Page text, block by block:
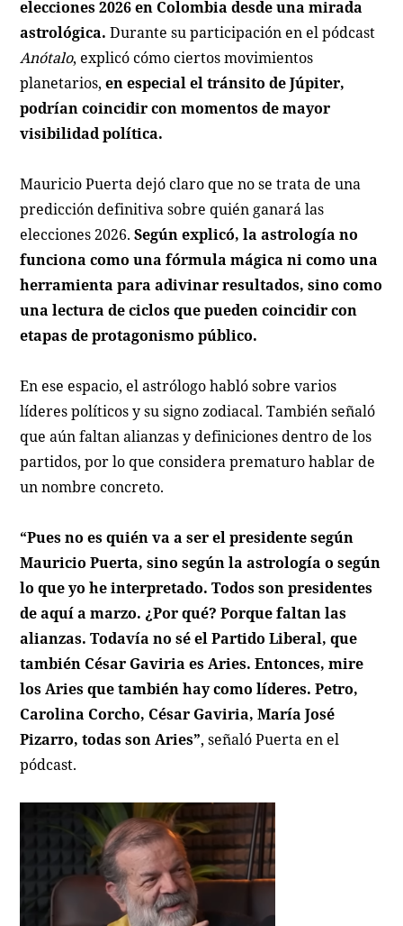
elecciones 2026 en Colombia desde una mirada
astrológica. Durante su participación en el pódcast
Anótalo, explicó cómo ciertos movimientos
planetarios,en especial el tránsito de Júpiter,
podrían coincidir con momentos de mayor
visibilidad política.
Mauricio Puerta dejó claro que no se trata de una
predicción definitiva sobre quién ganará las
elecciones 2026.Según explicó, la astrología no
funciona como una fórmula mágica ni como una
herramienta para adivinar resultados, sino como
una lectura de ciclos que pueden coincidir con
etapas de protagonismo público.
En ese espacio, el astrólogo habló sobre varios
líderes políticos y su signo zodiacal. También señaló
que aún faltan alianzas y definiciones dentro de los
partidos, por lo que considera prematuro hablar de
un nombre concreto.
“Pues no es quién va a ser el presidente según
Mauricio Puerta, sino según la astrología o según
lo que yo he interpretado. Todos son presidentes
de aquí a marzo. ¿Por qué? Porque faltan las
alianzas. Todavía no sé el Partido Liberal, que
también César Gaviria es Aries. Entonces, mire
los Aries que también hay como líderes. Petro,
Carolina Corcho, César Gaviria, María José
Pizarro, todas son Aries”, señaló Puerta en el
pódcast.